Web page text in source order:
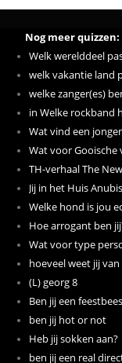
Nog meer quizzen:
Welk werelddeel
welk vakantie land
welke zanger(es)
in Welke rockband
Wat vind een
Wat voor
TH-verhaal The
Jij in het Huis
Welke hond is jou
Hoe arrogant ben
Wat voor type
hoeveel weet jij
(L) georg 8
Ben jij een
ben jij hot or not
Heb jij sokken aan?
ben jij een real